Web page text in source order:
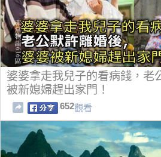
婆婆拿走我兒子的看病錢，老
被新媳婦趕出家門！
652觀看